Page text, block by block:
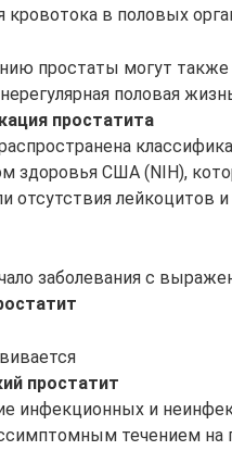
кровотока в половых
простаты могут
половая
простатита
здоровья США (NIH),
отсутствия лейкоцитов
заболевания с
простатит
инфекционных и
течением на